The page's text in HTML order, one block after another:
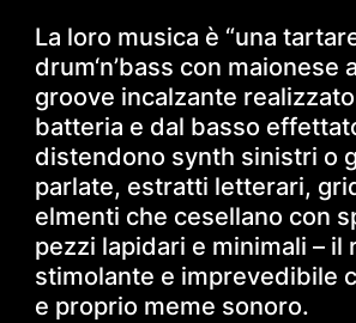
La loro musica è “una
drum‘n’bass con maionese
groove incalzante
batteria e dal basso
distendono synth sinistri o
parlate, estratti letterari,
elmenti che cesellano con
pezzi lapidari e minimali – il
stimolante e imprevedibile
e proprio meme sonoro.